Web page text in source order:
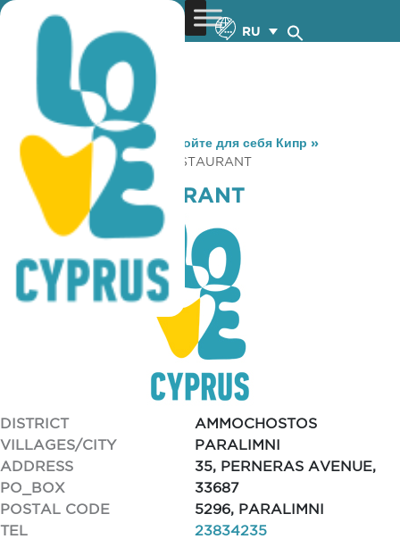
RU
You are here: Home »Откройте для себя Кипр »
Gastronomy
» YFALOS RESTAURANT
YFALOS RESTAURANT
DISTRICT
AMMOCHOSTOS
VILLAGES/CITY
PARALIMNI
ADDRESS
35, PERNERAS AVENUE,
PO_BOX
33687
POSTAL CODE
5296, PARALIMNI
TEL
23834235